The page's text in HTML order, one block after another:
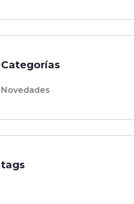
Categorías
Novedades
tags